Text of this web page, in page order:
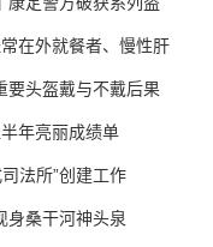
在外就餐者、慢性肝
要头盔戴与不戴后果
年亮丽成绩单
法所”创建工作
身桑干河神头泉